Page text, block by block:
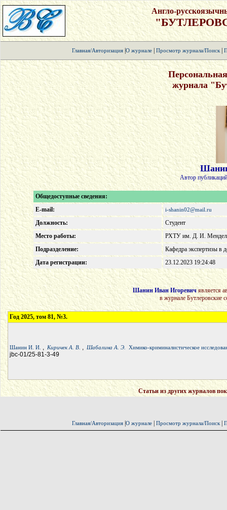
Англо-
Главная/Авторизация| О журнале| Просмотр журнала/Поиск|
журнала
Автор
Общедоступные сведения:
E-mail:
i-shanin02@mail.ru
Должность:
Студент
Место работы:
РХТУ им. Д. И.
Подразделение:
Кафедра экспертизы в
Дата регистрации:
23.12.2023 19:24:48
Шанин Иван Игоревичявляется
в журнале Бутлеровские
Год 2025, том 81, №3.
Шанин И. И. Киричек А. В. Шабалина А. Э. Химико-криминалистическое
jbc-01/25-81-3-49
Статьи из других журналов
Главная/Авторизация| О журнале| Просмотр журнала/Поиск|